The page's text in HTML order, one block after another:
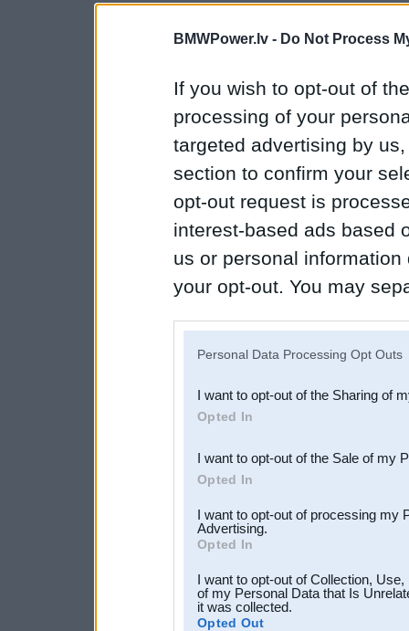
BMWPower.lv - Do Not Process
If you wish to opt-out of
processing of your
targeted advertising by
section to confirm your
opt-out request is
interest-based ads based
us or personal
your opt-out. You may
Downstream Participants
third parties.
Personal Data Processing Opt Outs
I want to opt-out of the Sharing of
Opted In
I want to opt-out of the Sale of my
Opted In
I want to opt-out of processing my
Advertising.
Opted In
I want to opt-out of Collection,
of my Personal Data that Is
it was collected.
Opted Out